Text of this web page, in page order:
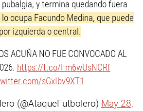
y termina quedando fuera
ocupa Facundo Medina, que puede
izquierda o central.
ACUÑA NO FUE CONVOCADO AL
https://t.co/Fm6wUsNCRf
sGxIbv9XT1
(@AtaqueFutbolero) May 28,